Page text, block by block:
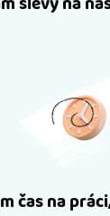
čas na